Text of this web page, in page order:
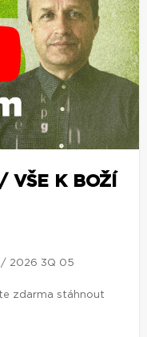
VŠE K BOŽÍ
/ 2026 3Q 05
zdarma stáhnout